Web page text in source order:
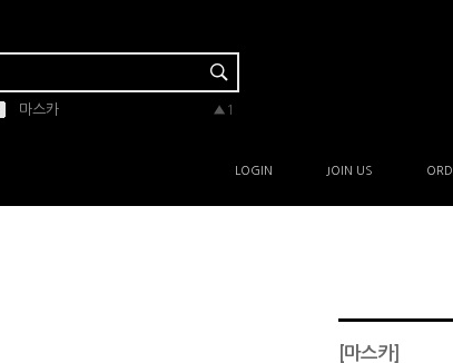
▲3
▲1
린드버그 ▼-2
▲1
▲3
LOGIN JOIN US
[마스카]